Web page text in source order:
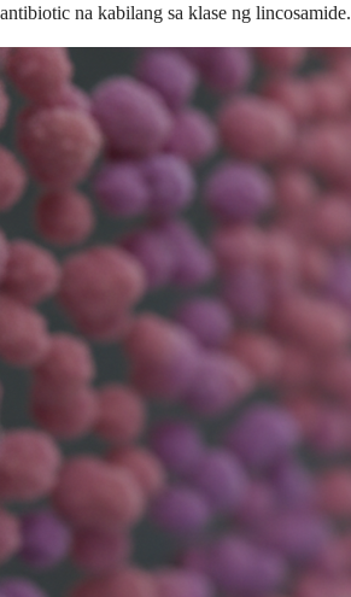
antibiotic na kabilang sa klase ng lincosamide.